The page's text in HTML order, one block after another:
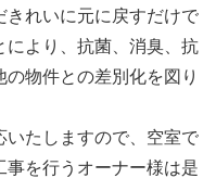
きれいに元に戻すだけで
により、抗菌、消臭、抗
物件との差別化を図り
いたしますので、空室で
事を行うオーナー様は是